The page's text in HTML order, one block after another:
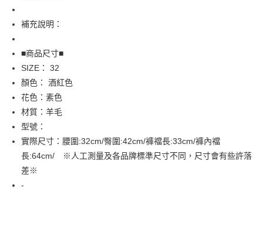
全盈+PAY
AFTEE先享後付
相關說明
【關於「AFTEE先享後付」】
AFTEE先享後付是「在收到商品之後才付款」的支付方式。 讓您購物簡單
便利好安心！
１．簡單：不需註冊會員、不需綁卡、不需儲值。
３．安心：先確認商品／服務後，再付款。
【「AFTEE先享後付」結帳流程】
１．於結帳方式選擇「AFTEE先享後付」後，將跳轉至「AFTEE先享後付」
結帳頁面，進行簡訊認證並確認金額後，即可完成結帳。
運送方式
全家取貨付款
免運費
免運費
7-11取貨付款
補充說明：
■商品尺寸■
SIZE： 32
顏色： 酒紅色
花色：素色
材質：羊毛
型號：
實際尺寸：腰圍:32cm/臀圍:42cm/褲襠長:33cm/褲內襠
長:64cm/ ※人工測量及各品牌標準尺寸不同，尺寸會有些許落
差※
-